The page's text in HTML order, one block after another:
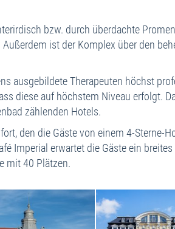
bzw. durch überdachte
ist der Komplex über den
ausgebildete Therapeuten höchst
diese auf höchstem Niveau erfolgt.
zählenden Hotels.
den die Gäste von einem 4-
Imperial erwartet die Gäste ein
mit 40 Plätzen.